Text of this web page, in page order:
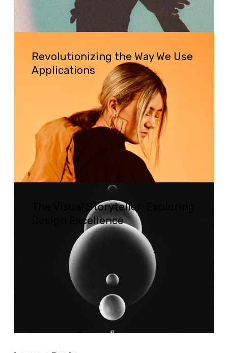
Applications
Revolutionizing the Way We Use
Applications
The Visual Storyteller: Exploring
Design Excellence